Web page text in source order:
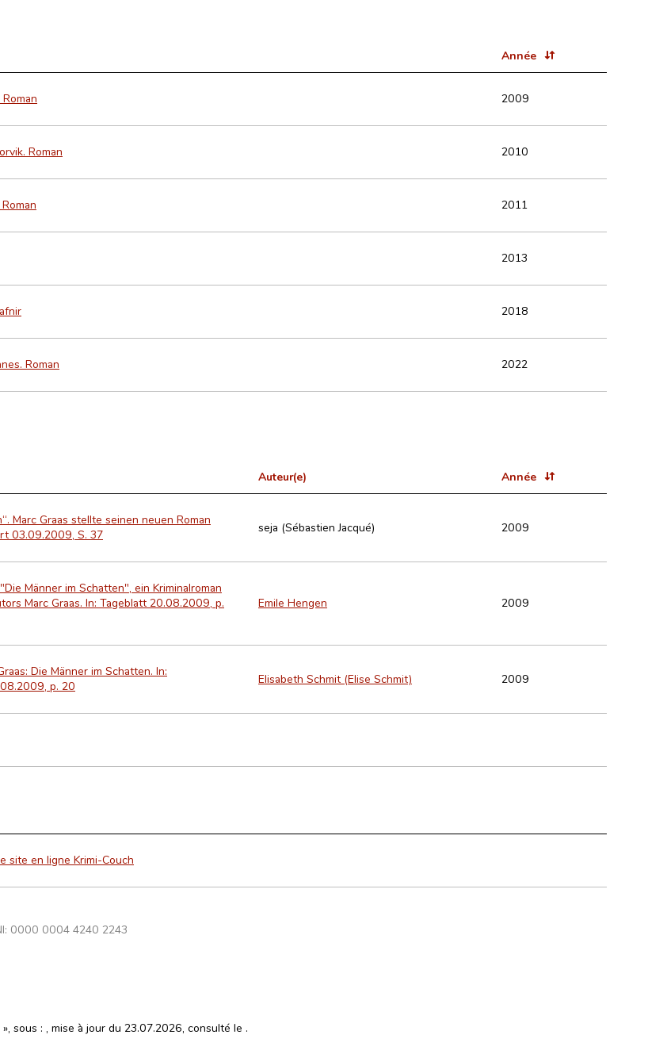
Année
2009
Roman 2010
2011
2013
2018
Roman 2022
Auteur(e) Année
Marc Graas stellte seinen neuen Roman
03.09.2009, S. 37
seja (Sébastien Jacqué) 2009
Männer im Schatten", ein Kriminalroman
Marc Graas. In: Tageblatt 20.08.2009, p.
Emile Hengen 2009
Die Männer im Schatten. In:
p. 20
Elisabeth Schmit (Elise Schmit) 2009
site en ligne Krimi-Couch
0000 0004 4240 2243
sous : , mise à jour du 23.07.2026, consulté le .